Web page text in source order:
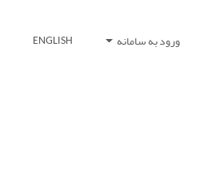
ورود به سامانه ENGLISH